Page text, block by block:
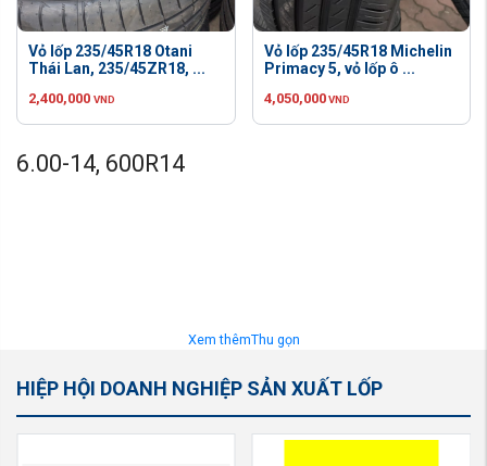
Vỏ lốp 235/45R18 Otani
Thái Lan, 235/45ZR18, ...
2,400,000 VND
Vỏ lốp 235/45R18 Michelin
Primacy 5, vỏ lốp ô ...
4,050,000 VND
6.00-14, 600R14
Xem thêmThu gọn
HIỆP HỘI DOANH NGHIỆP SẢN XUẤT LỐP